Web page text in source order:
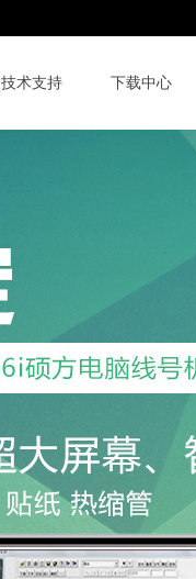
技术支持 下载中心